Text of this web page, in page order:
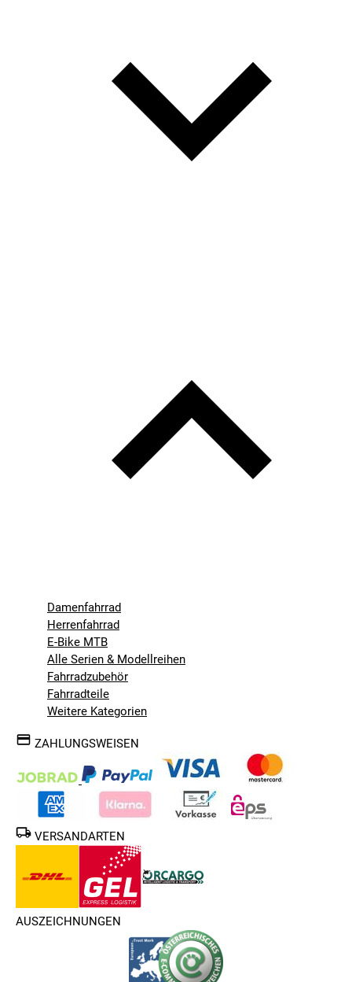
Damenfahrrad
Herrenfahrrad
E-Bike MTB
Alle Serien & Modellreihen
Fahrradzubehör
Fahrradteile
Weitere Kategorien
ZAHLUNGSWEISEN
VERSANDARTEN
AUSZEICHNUNGEN